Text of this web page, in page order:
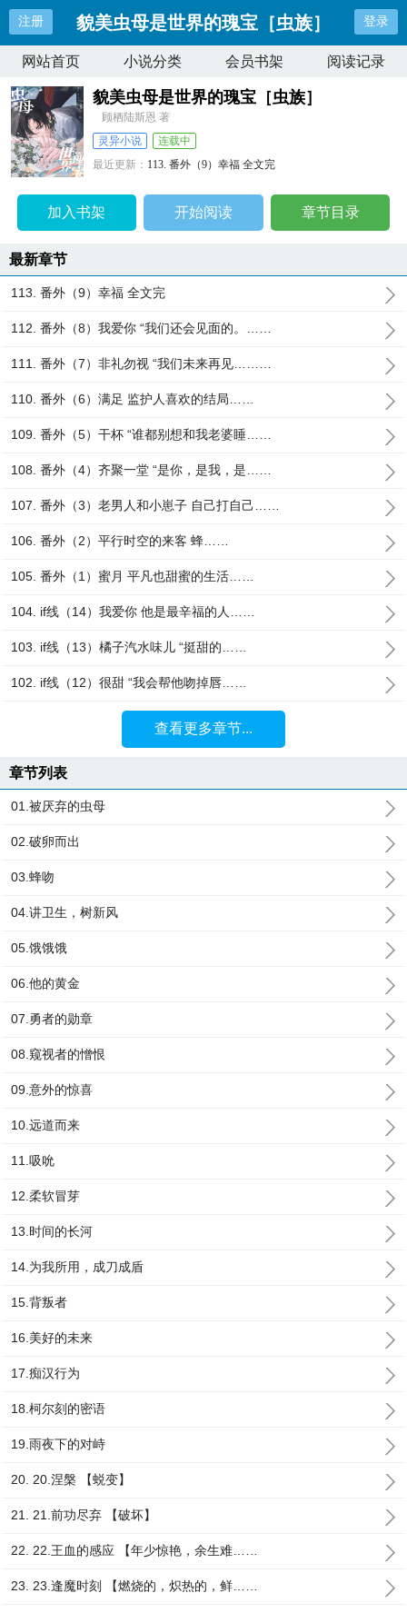
注册 貌美虫母是世界的瑰宝［虫族］ 登录
网站首页 小说分类 会员书架 阅读记录
貌美虫母是世界的瑰宝［虫族］
顾栖陆斯恩 著
灵异小说
连载中
最近更新： 113. 番外（9）幸福 全文完
加入书架 开始阅读 章节目录
最新章节
113. 番外（9）幸福 全文完
112. 番外（8）我爱你 “我们还会见面的。……
111. 番外（7）非礼勿视 “我们未来再见………
110. 番外（6）满足 监护人喜欢的结局……
109. 番外（5）干杯 “谁都别想和我老婆睡……
108. 番外（4）齐聚一堂 “是你，是我，是……
107. 番外（3）老男人和小崽子 自己打自己……
106. 番外（2）平行时空的来客 蜂……
105. 番外（1）蜜月 平凡也甜蜜的生活……
104. if线（14）我爱你 他是最辛福的人……
103. if线（13）橘子汽水味儿 “挺甜的……
102. if线（12）很甜 “我会帮他吻掉唇……
查看更多章节...
章节列表
01.被厌弃的虫母
02.破卵而出
03.蜂吻
04.讲卫生，树新风
05.饿饿饿
06.他的黄金
07.勇者的勋章
08.窥视者的憎恨
09.意外的惊喜
10.远道而来
11.吸吮
12.柔软冒芽
13.时间的长河
14.为我所用，成刀成盾
15.背叛者
16.美好的未来
17.痴汉行为
18.柯尔刻的密语
19.雨夜下的对峙
20. 20.涅槃 【蜕变】
21. 21.前功尽弃 【破坏】
22. 22.王血的感应 【年少惊艳，余生难……
23. 23.逢魔时刻 【燃烧的，炽热的，鲜……